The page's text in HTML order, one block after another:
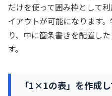
だけを使って囲み枠として
イアウトが可能になります
り、中に箇条書きを配置し
す。
「1×1の表」を作成